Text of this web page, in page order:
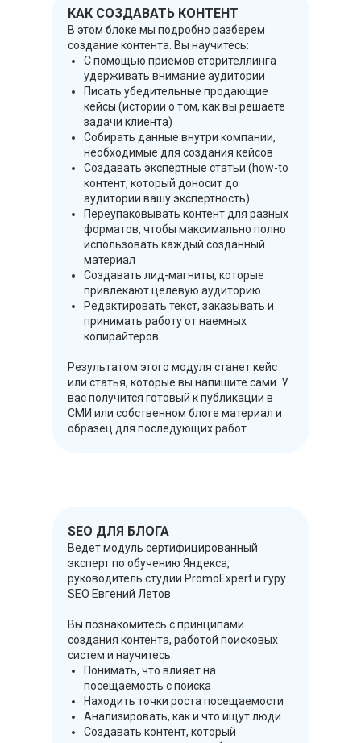
КАК СОЗДАВАТЬ КОНТЕНТ
В этом блоке мы подробно разберем
создание контента. Вы научитесь:
С помощью приемов сторителлинга
удерживать внимание аудитории
Писать убедительные продающие
кейсы (истории о том, как вы решаете
задачи клиента)
Собирать данные внутри компании,
необходимые для создания кейсов
Создавать экспертные статьи (how-to
контент, который доносит до
аудитории вашу экспертность)
Переупаковывать контент для разных
форматов, чтобы максимально полно
использовать каждый созданный
материал
Создавать лид-магниты, которые
привлекают целевую аудиторию
Редактировать текст, заказывать и
принимать работу от наемных
копирайтеров
Результатом этого модуля станет кейс
или статья, которые вы напишите сами. У
вас получится готовый к публикации в
СМИ или собственном блоге материал и
образец для последующих работ
SEO ДЛЯ БЛОГА
Ведет модуль сертифицированный
эксперт по обучению Яндекса,
руководитель студии PromoExpert и гуру
SEO Евгений Летов
Вы познакомитесь с принципами
создания контента, работой поисковых
систем и научитесь:
Понимать, что влияет на
посещаемость с поиска
Находить точки роста посещаемости
Анализировать, как и что ищут люди
Создавать контент, который